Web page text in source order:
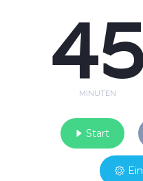
MINUTEN
Start